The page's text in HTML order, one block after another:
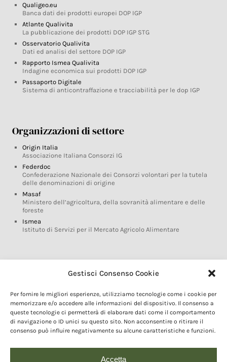
Gestisci Consenso Cookie
Per fornire le migliori esperienze, utilizziamo tecnologie come i cookie per
memorizzare e/o accedere alle informazioni del dispositivo. Il consenso a
queste tecnologie ci permetterà di elaborare dati come il comportamento
di navigazione o ID unici su questo sito. Non acconsentire o ritirare il
consenso può influire negativamente su alcune caratteristiche e funzioni.
Accetta
Qualigeo.eu
Banca dati dei prodotti europei DOP IGP
Atlante Qualivita
La pubblicazione dei prodotti DOP IGP STG
Osservatorio Qualivita
Dati ed analisi del settore DOP IGP
Rapporto Ismea Qualivita
Indagine economica sui prodotti DOP IGP
Passaporto Digitale
Sistema di anticontraffazione e tracciabilità per le dop IGP
Organizzazioni di settore
Origin Italia
Associazione Italiana Consorzi IG
Federdoc
Confederazione Nazionale dei Consorzi volontari per la tutela
delle denominazioni di origine
Masaf
Ministero dell’agricoltura, della sovranità alimentare e delle
foreste
Ismea
Istituto di Servizi per il Mercato Agricolo Alimentare
Glossario DOP IGP
Marchi DOP IGP
Normativa prodotti DOP IGP
Consorzi di Tutela
Farm To Fork e prodotti DOP IGP